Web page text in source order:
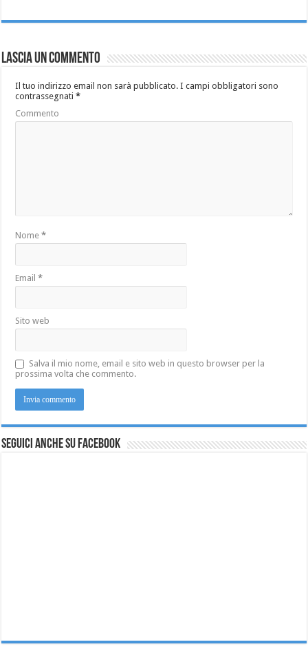
Lascia un commento
Il tuo indirizzo email non sarà pubblicato. I campi obbligatori sono
contrassegnati*
Commento
Nome*
Email*
Sito web
Salva il mio nome, email e sito web in questo browser per la
prossima volta che commento.
Seguici anche su Facebook